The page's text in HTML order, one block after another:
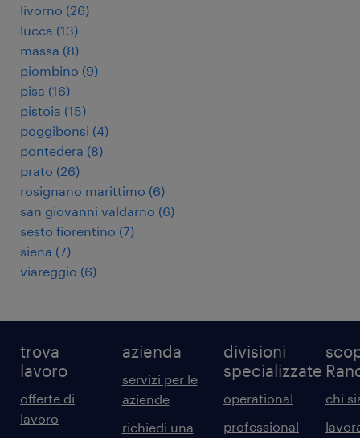
livorno (26)
lucca (13)
massa (8)
piombino (9)
pisa (16)
pistoia (15)
poggibonsi (4)
pontedera (8)
prato (26)
rosignano marittimo (6)
san giovanni valdarno (6)
sesto fiorentino (7)
siena (7)
viareggio (6)
trova
lavoro
offerte di
lavoro
azienda
servizi per le
aziende
richiedi una
divisioni
specializzate
operational
professional
chi